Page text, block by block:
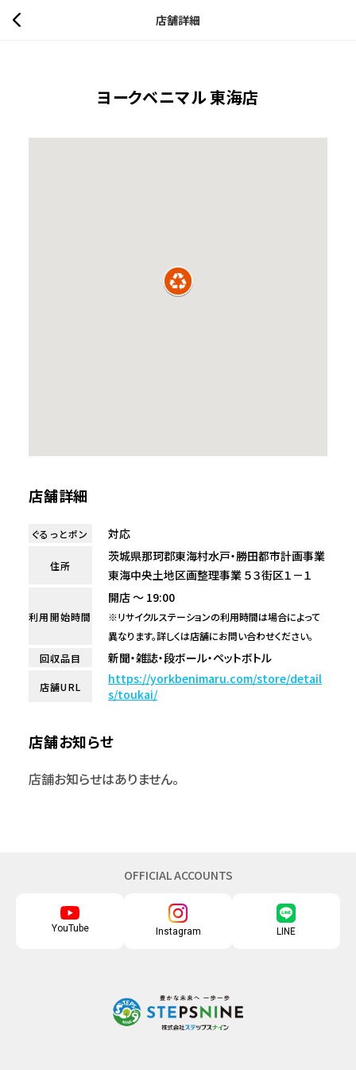
店舗詳細
ヨークベニマル 東海店
店舗詳細
ぐるっとポン 対応
住所
茨城県那珂郡東海村水戸・勝田都市計画事業
東海中央土地区画整理事業 ５３街区１－１
利用開始時間
開店 ～ 19:00
※リサイクルステーションの利用時間は場合によって
異なります。詳しくは店舗にお問い合わせください。
回収品目
新聞・雑誌・段ボール・ペットボトル
店舗URL
https://yorkbenimaru.com/store/detail
s/toukai/
店舗お知らせ
店舗お知らせはありません。
OFFICIAL ACCOUNTS
YouTube Instagram LINE